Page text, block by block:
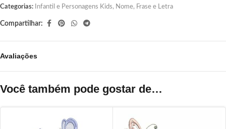
Categorias: Infantil e Personagens Kids, Nome, Frase e Letra
Compartilhar:
Avaliações
Você também pode gostar de…